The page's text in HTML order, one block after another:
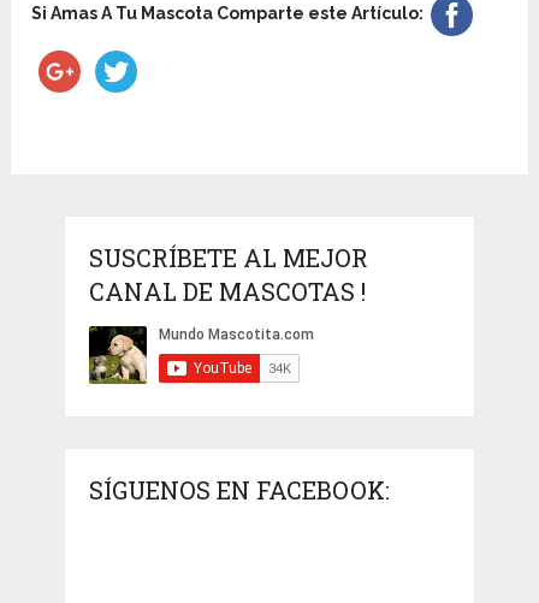
Si Amas A Tu Mascota Comparte este Artículo:
SUSCRÍBETE AL MEJOR
CANAL DE MASCOTAS !
SÍGUENOS EN FACEBOOK: